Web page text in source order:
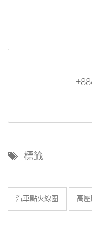
標籤
汽車點火線圈 高